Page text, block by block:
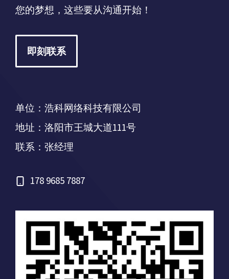
您的梦想，这些要从沟通开始！
即刻联系
单位：浩科网络科技有限公司
地址：洛阳市王城大道111号
联系：张经理
178 9685 7887